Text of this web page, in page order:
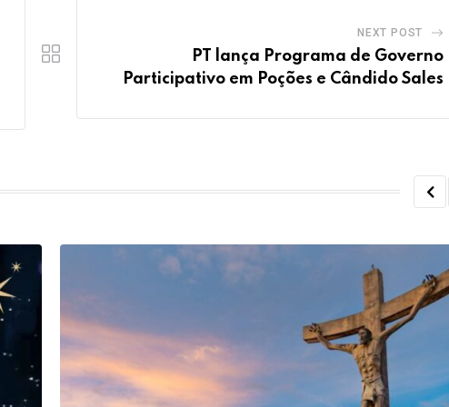
NEXT POST
PT lança Programa de Governo
Participativo em Poções e Cândido Sales